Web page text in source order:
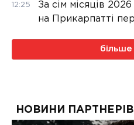
12:25
За сім місяців
на Прикарпатті